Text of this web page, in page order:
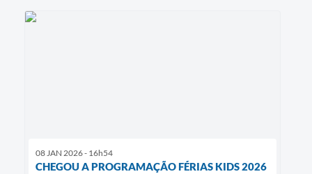
08 JAN 2026 - 16h54
CHEGOU A PROGRAMAÇÃO FÉRIAS KIDS 2026